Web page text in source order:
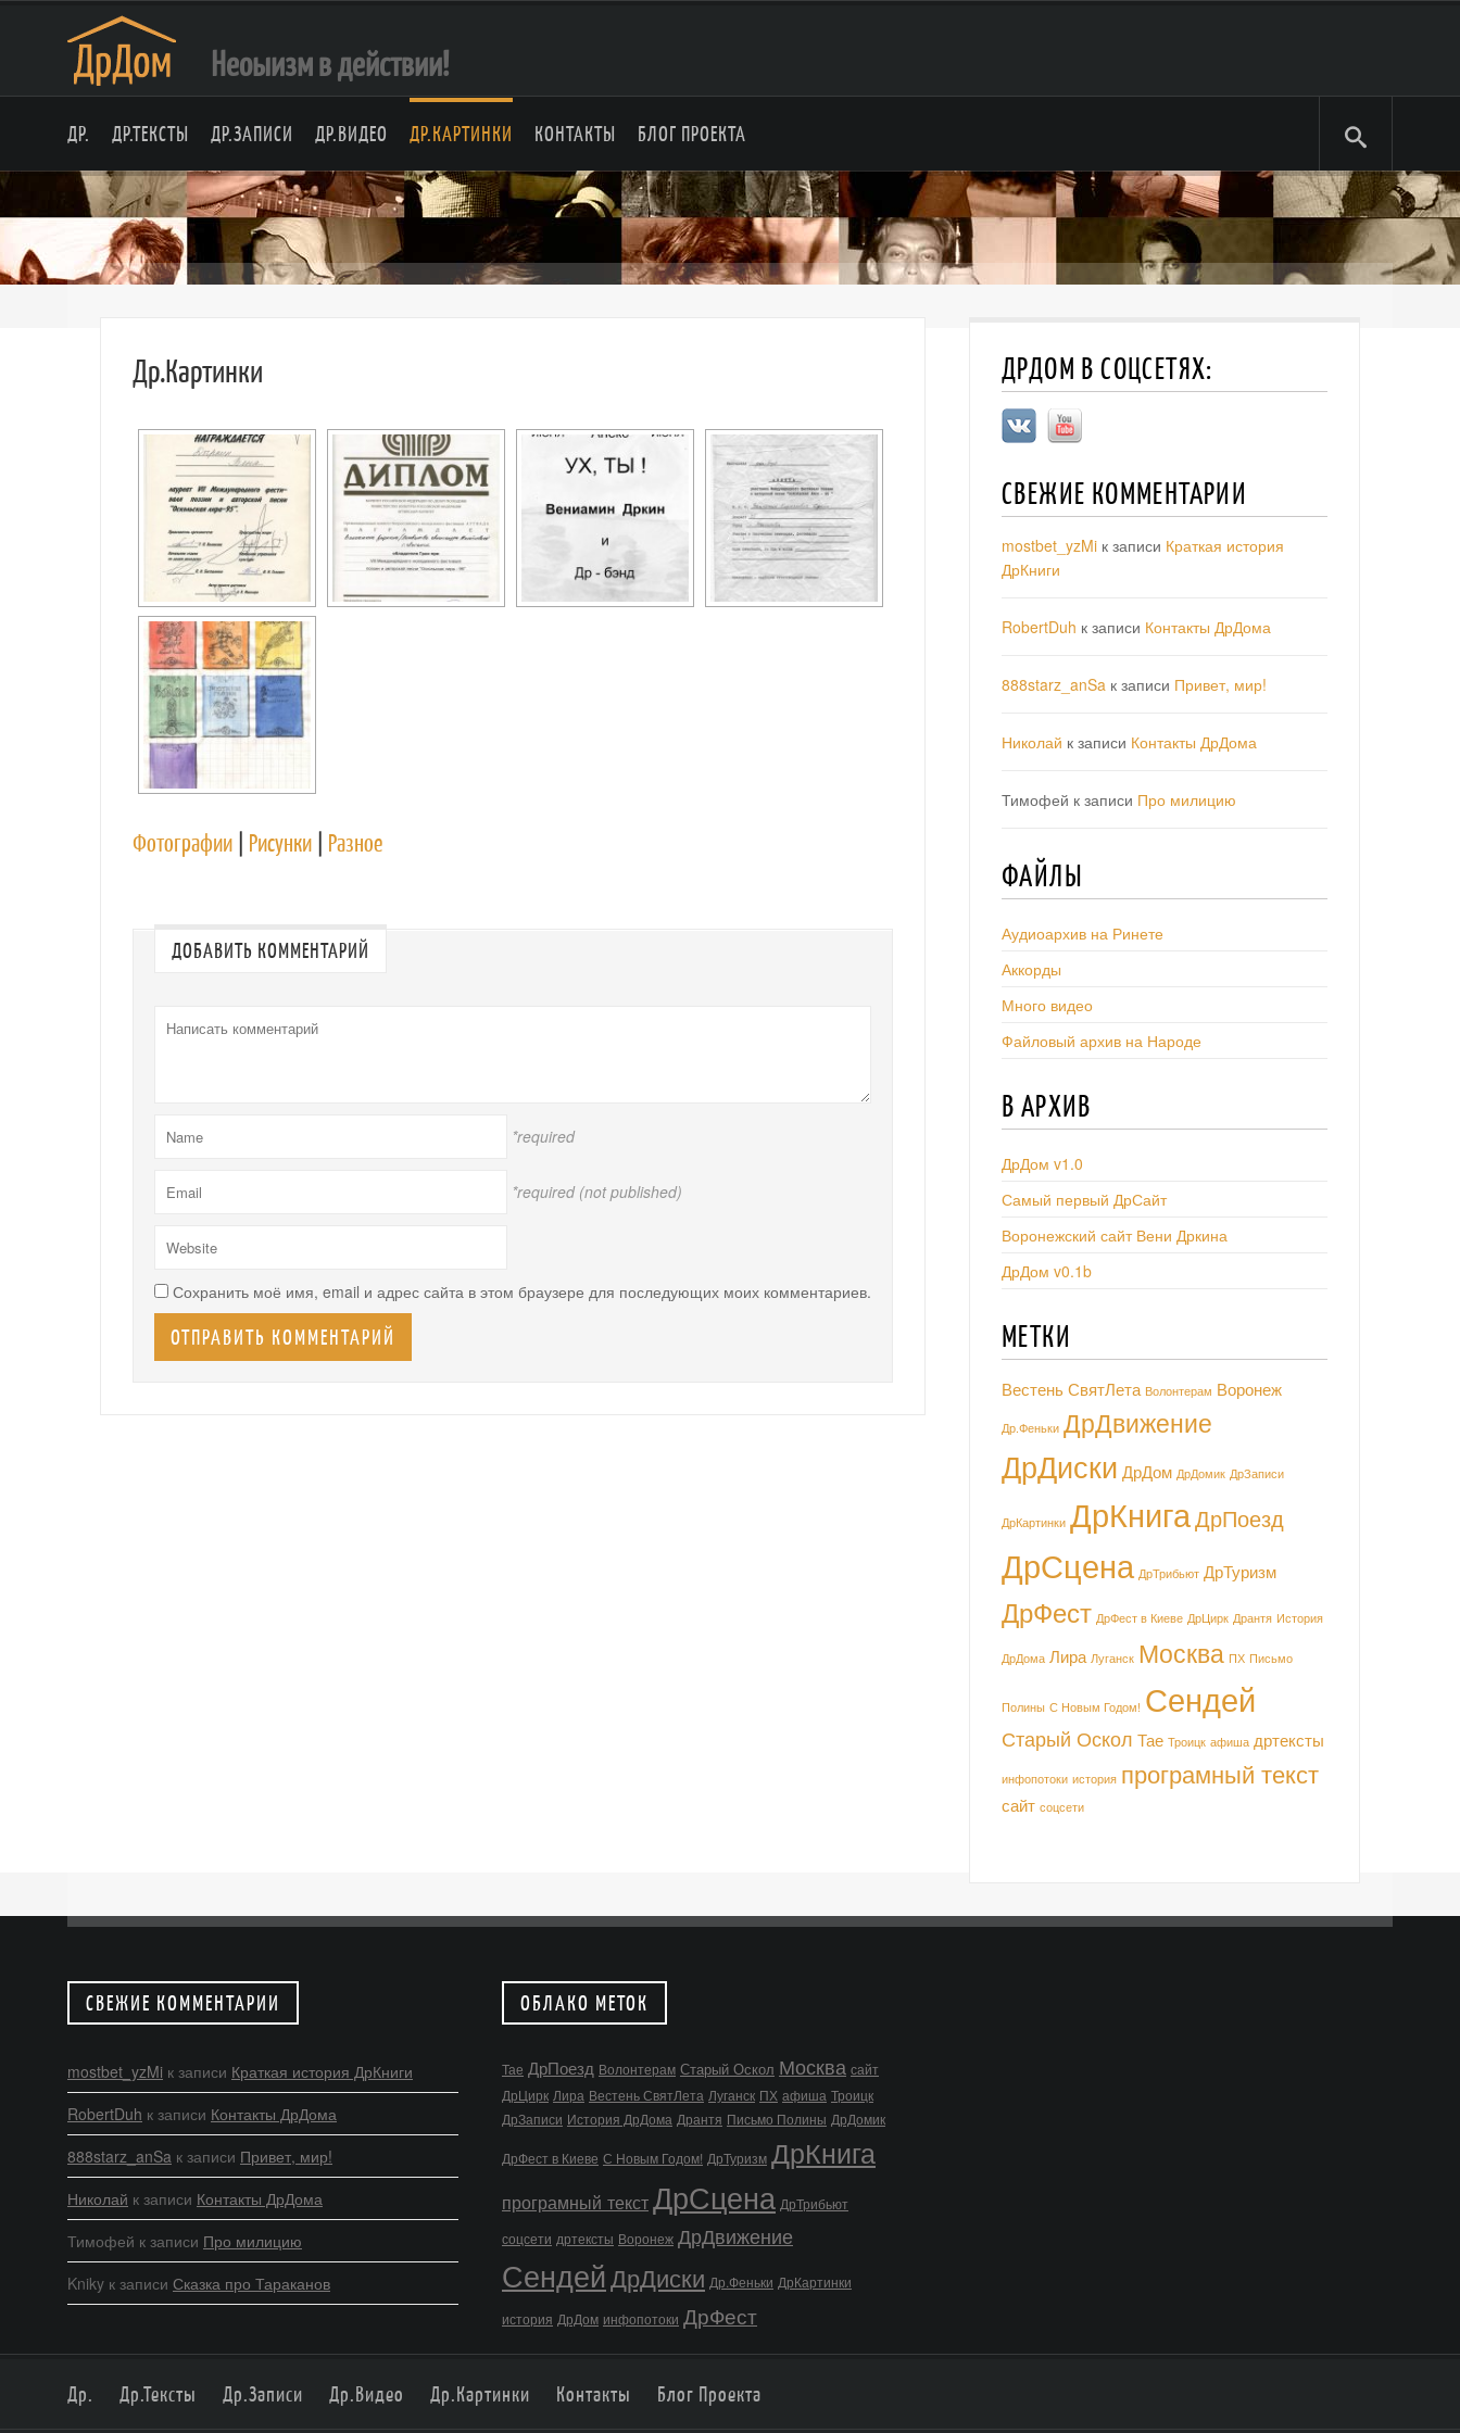
Неоыизм в действии!
ДР. ДР.ТЕКСТЫ ДР.ЗАПИСИ ДР.ВИДЕО ДР.КАРТИНКИ КОНТАКТЫ БЛОГ ПРОЕКТА
Др.Картинки
Фотографии Рисунки Разное
ДОБАВИТЬ КОММЕНТАРИЙ
*required
*required (not published)
Сохранить моё имя, email и адрес сайта в этом браузере для последующих моих комментариев.
ДРДОМ В СОЦСЕТЯХ:
СВЕЖИЕ КОММЕНТАРИИ
mostbet_yzMi к записи Краткая история
ДрКниги
RobertDuh к записи Контакты ДрДома
888starz_anSa к записи Привет, мир!
Николай к записи Контакты ДрДома
Тимофей к записи Про милицию
ФАЙЛЫ
Аудиоархив на Ринете
Аккорды
Много видео
Файловый архив на Народе
В АРХИВ
ДрДом v1.0
Самый первый ДрСайт
Воронежский сайт Вени Дркина
ДрДом v0.1b
МЕТКИ
Вестень СвятЛета Волонтерам Воронеж
Др.Феньки ДрДвижение
ДрДиски ДрДом ДрДомик ДрЗаписи
ДрКартинки ДрКнигаДрПоезд
ДрСцена ДрТрибьют ДрТуризм
ДрФест ДрФест в Киеве ДрЦирк Дрантя История
ДрДома Лира Луганск Москва ПХ Письмо
Полины С Новым Годом! Сендей
Старый Оскол Тае Троицк афиша дртексты
инфопотоки история програмный текст
сайт соцсети
СВЕЖИЕ КОММЕНТАРИИ
mostbet_yzMi к записи Краткая история ДрКниги
RobertDuh к записи Контакты ДрДома
888starz_anSa к записи Привет, мир!
Николай к записи Контакты ДрДома
Тимофей к записи Про милицию
Kniky к записи Сказка про Тараканов
ОБЛАКО МЕТОК
Тае ДрПоезд Волонтерам Старый Оскол Москва сайт
ДрЦирк Лира Вестень СвятЛета Луганск ПХ афиша Троицк
ДрЗаписи История ДрДома Дрантя Письмо Полины ДрДомик
ДрФест в Киеве С Новым Годом! ДрТуризм ДрКнига
програмный текстДрСцена ДрТрибьют
соцсети дртексты Воронеж ДрДвижение
СендейДрДиски Др.Феньки ДрКартинки
история ДрДом инфопотоки ДрФест
Др. Др.Тексты Др.Записи Др.Видео Др.Картинки Контакты Блог Проекта